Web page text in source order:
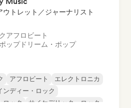
ウトレット／ジャーナリスト
アフロビート
ップドリーム・ポップ
アフロビート
エレクトロニカ
ンディー・ロック
ロック サイケデリック・ロック